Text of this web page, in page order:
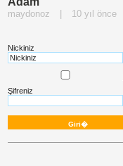
maydonoz | 10 yıl önce
Nickiniz
Şifreniz